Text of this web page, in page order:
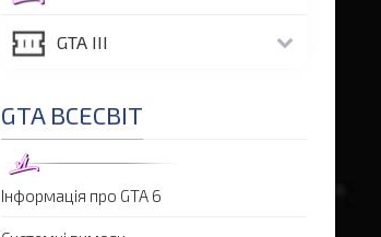
GTA III
GTA ВСЕСВІТ
Інформація про GTA 6